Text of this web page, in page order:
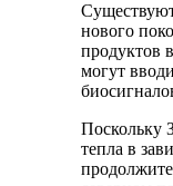
нового
продуктов
могут
Поскольку
тепла в